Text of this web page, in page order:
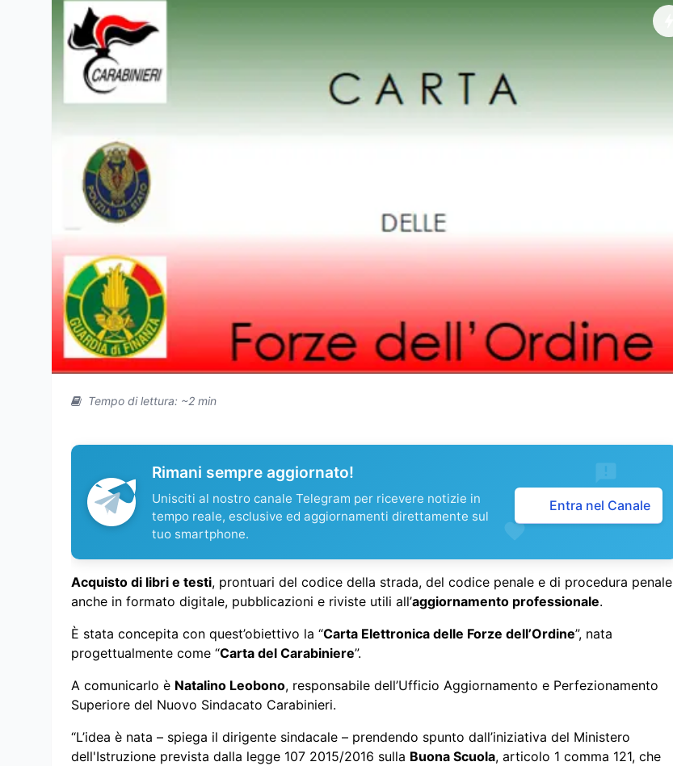
Tempo di lettura: ~2 min
Rimani sempre aggiornato!
Unisciti al nostro canale Telegram per ricevere notizie in
tempo reale, esclusive ed aggiornamenti direttamente sul
tuo smartphone.
Entra nel Canale
Acquisto di libri e testi, prontuari del codice della strada, del codice penale e di procedura penale
anche in formato digitale, pubblicazioni e riviste utili all’aggiornamento professionale.
È stata concepita con quest’obiettivo la “Carta Elettronica delle Forze dell’Ordine”, nata
progettualmente come “Carta del Carabiniere”.
A comunicarlo è Natalino Leobono, responsabile dell’Ufficio Aggiornamento e Perfezionamento
Superiore del Nuovo Sindacato Carabinieri.
“L’idea è nata – spiega il dirigente sindacale – prendendo spunto dall’iniziativa del Ministero
dell'Istruzione prevista dalla legge 107 2015/2016 sulla Buona Scuola, articolo 1 comma 121, che